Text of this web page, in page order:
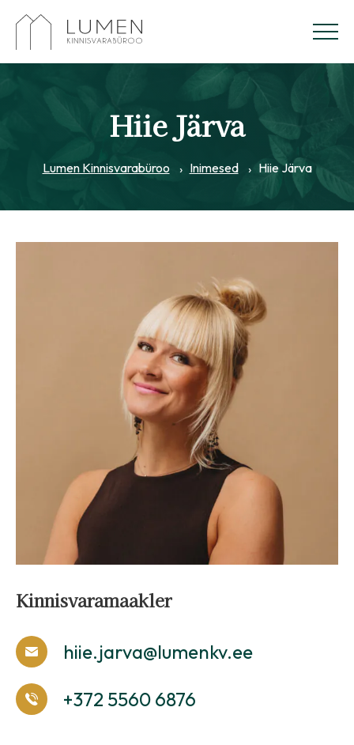
Hiie Järva
Lumen Kinnisvarabüroo Inimesed Hiie Järva
Kinnisvaramaakler
hiie.jarva@lumenkv.ee
+372 5560 6876